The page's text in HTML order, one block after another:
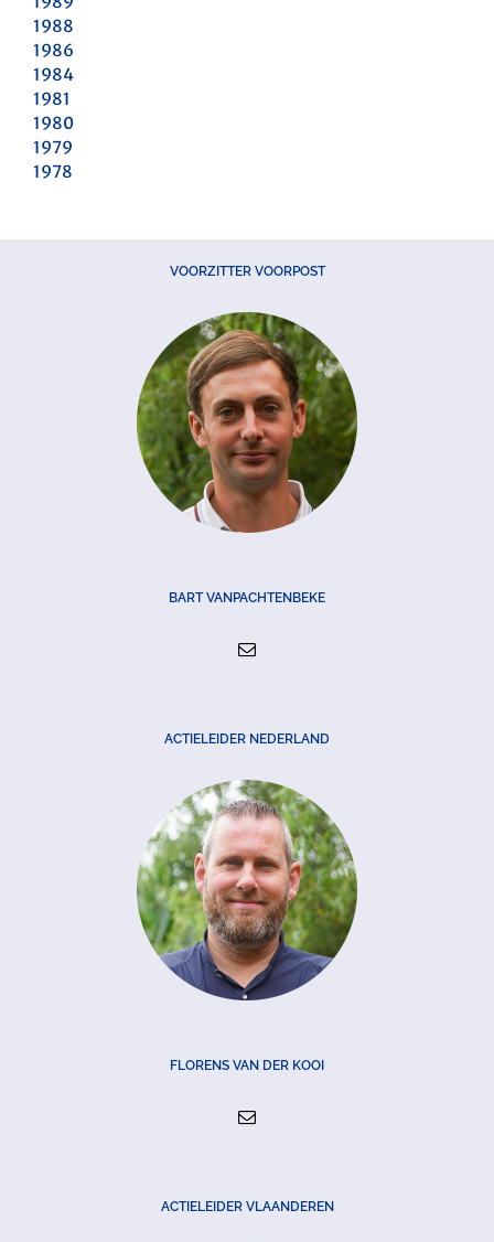
1988
1986
1984
1981
1980
1979
1978
VOORZITTER VOORPOST
BART VANPACHTENBEKE
ACTIELEIDER NEDERLAND
FLORENS VAN DER KOOI
ACTIELEIDER VLAANDEREN